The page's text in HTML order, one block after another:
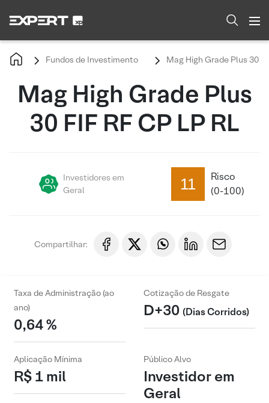
Fundos de Investimento Mag High Grade Plus 30
Mag High Grade Plus
30 FIF RF CP LP RL
Investidores em
Geral
11
Risco
(0-100)
Compartilhar:
Taxa de Administração (ao
ano)
0,64 %
Cotização de Resgate
D+30 (Dias Corridos)
Aplicação Mínima
R$ 1 mil
Público Alvo
Investidor em
Geral